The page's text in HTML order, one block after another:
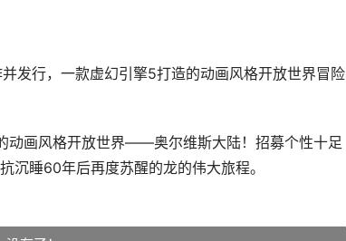
行，一款虚幻引擎5打造的动画风格开放世界冒险
画风格开放世界——奥尔维斯大陆！招募个性十足
沉睡60年后再度苏醒的龙的伟大旅程。